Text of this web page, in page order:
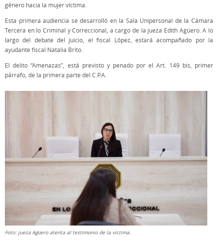
género hacia la mujer víctima.
Esta primera audiencia se desarrolló en la Sala Unipersonal de la Cámara
Tercera en lo Criminal y Correccional, a cargo de la jueza Edith Agüero. A lo
largo del debate del juicio, el fiscal López, estará acompañado por la
ayudante fiscal Natalia Brito.
El delito “Amenazas”, está previsto y penado por el Art. 149 bis, primer
párrafo, de la primera parte del C.P.A.
Foto: jueza Agüero atenta al testimonio de la víctima.